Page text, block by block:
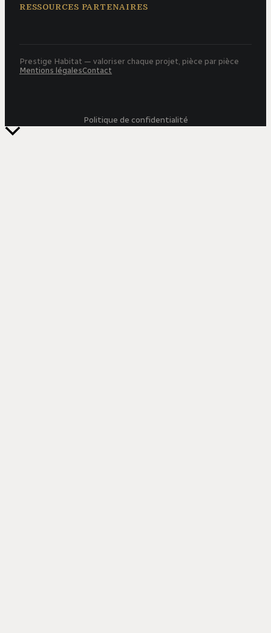
RESSOURCES PARTENAIRES
Prestige Habitat — valoriser chaque projet, pièce par pièce
Mentions légalesContact
Politique de confidentialité